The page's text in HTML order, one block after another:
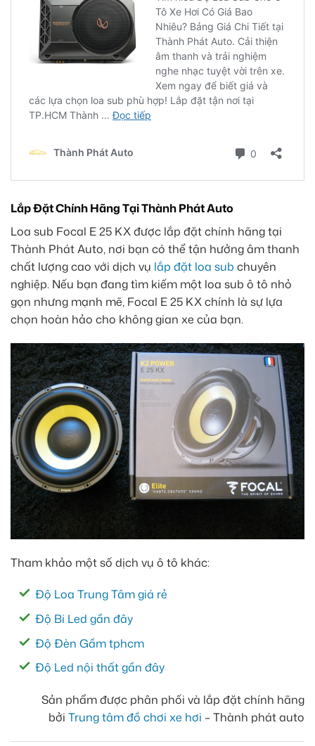
Lắp Đặt Chính Hãng Tại Thành Phát Auto
Loa sub Focal E 25 KX được lắp đặt chính hãng tại
Thành Phát Auto, nơi bạn có thể tận hưởng âm thanh
chất lượng cao với dịch vụ lắp đặt loa sub chuyên
nghiệp. Nếu bạn đang tìm kiếm một loa sub ô tô nhỏ
gọn nhưng mạnh mẽ, Focal E 25 KX chính là sự lựa
chọn hoàn hảo cho không gian xe của bạn.
Tham khảo một số dịch vụ ô tô khác:
Độ Loa Trung Tâm giá rẻ
Độ Bi Led gần đây
Độ Đèn Gầm tphcm
Độ Led nội thất gần đây
Sản phẩm được phân phối và lắp đặt chính hãng
bởi Trung tâm đồ chơi xe hơi – Thành phát auto